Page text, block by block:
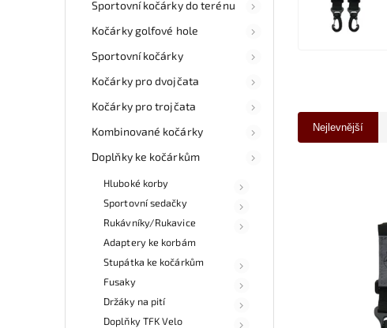
Sportovní kočárky do terénu
Kočárky golfové hole
Sportovní kočárky
Kočárky pro dvojčata
Kočárky pro trojčata
Kombinované kočárky
Doplňky ke kočárkům
Hluboké korby
Sportovní sedačky
Rukávníky/Rukavice
Adaptery ke korbám
Stupátka ke kočárkům
Fusaky
Držáky na pití
Doplňky TFK Velo
Nejlevnější